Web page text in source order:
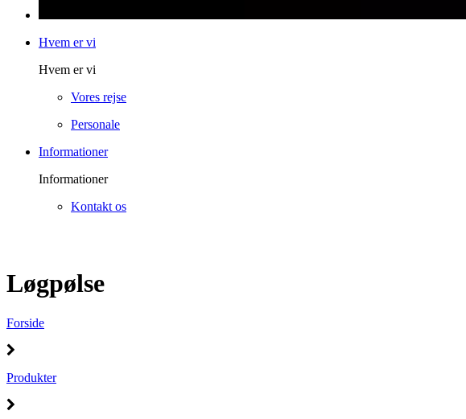
Hvem er vi
Hvem er vi
Vores rejse
Personale
Informationer
Informationer
Kontakt os
Løgpølse
Forside
Produkter